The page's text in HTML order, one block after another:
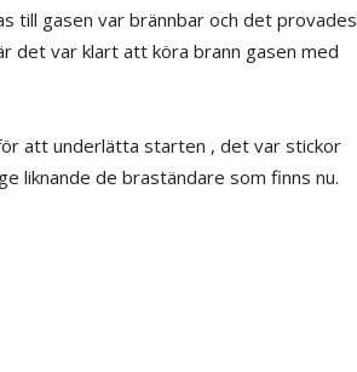
till gasen var brännbar och det provades
det var klart att köra brann gasen med
att underlätta starten , det var stickor
liknande de braständare som finns nu.